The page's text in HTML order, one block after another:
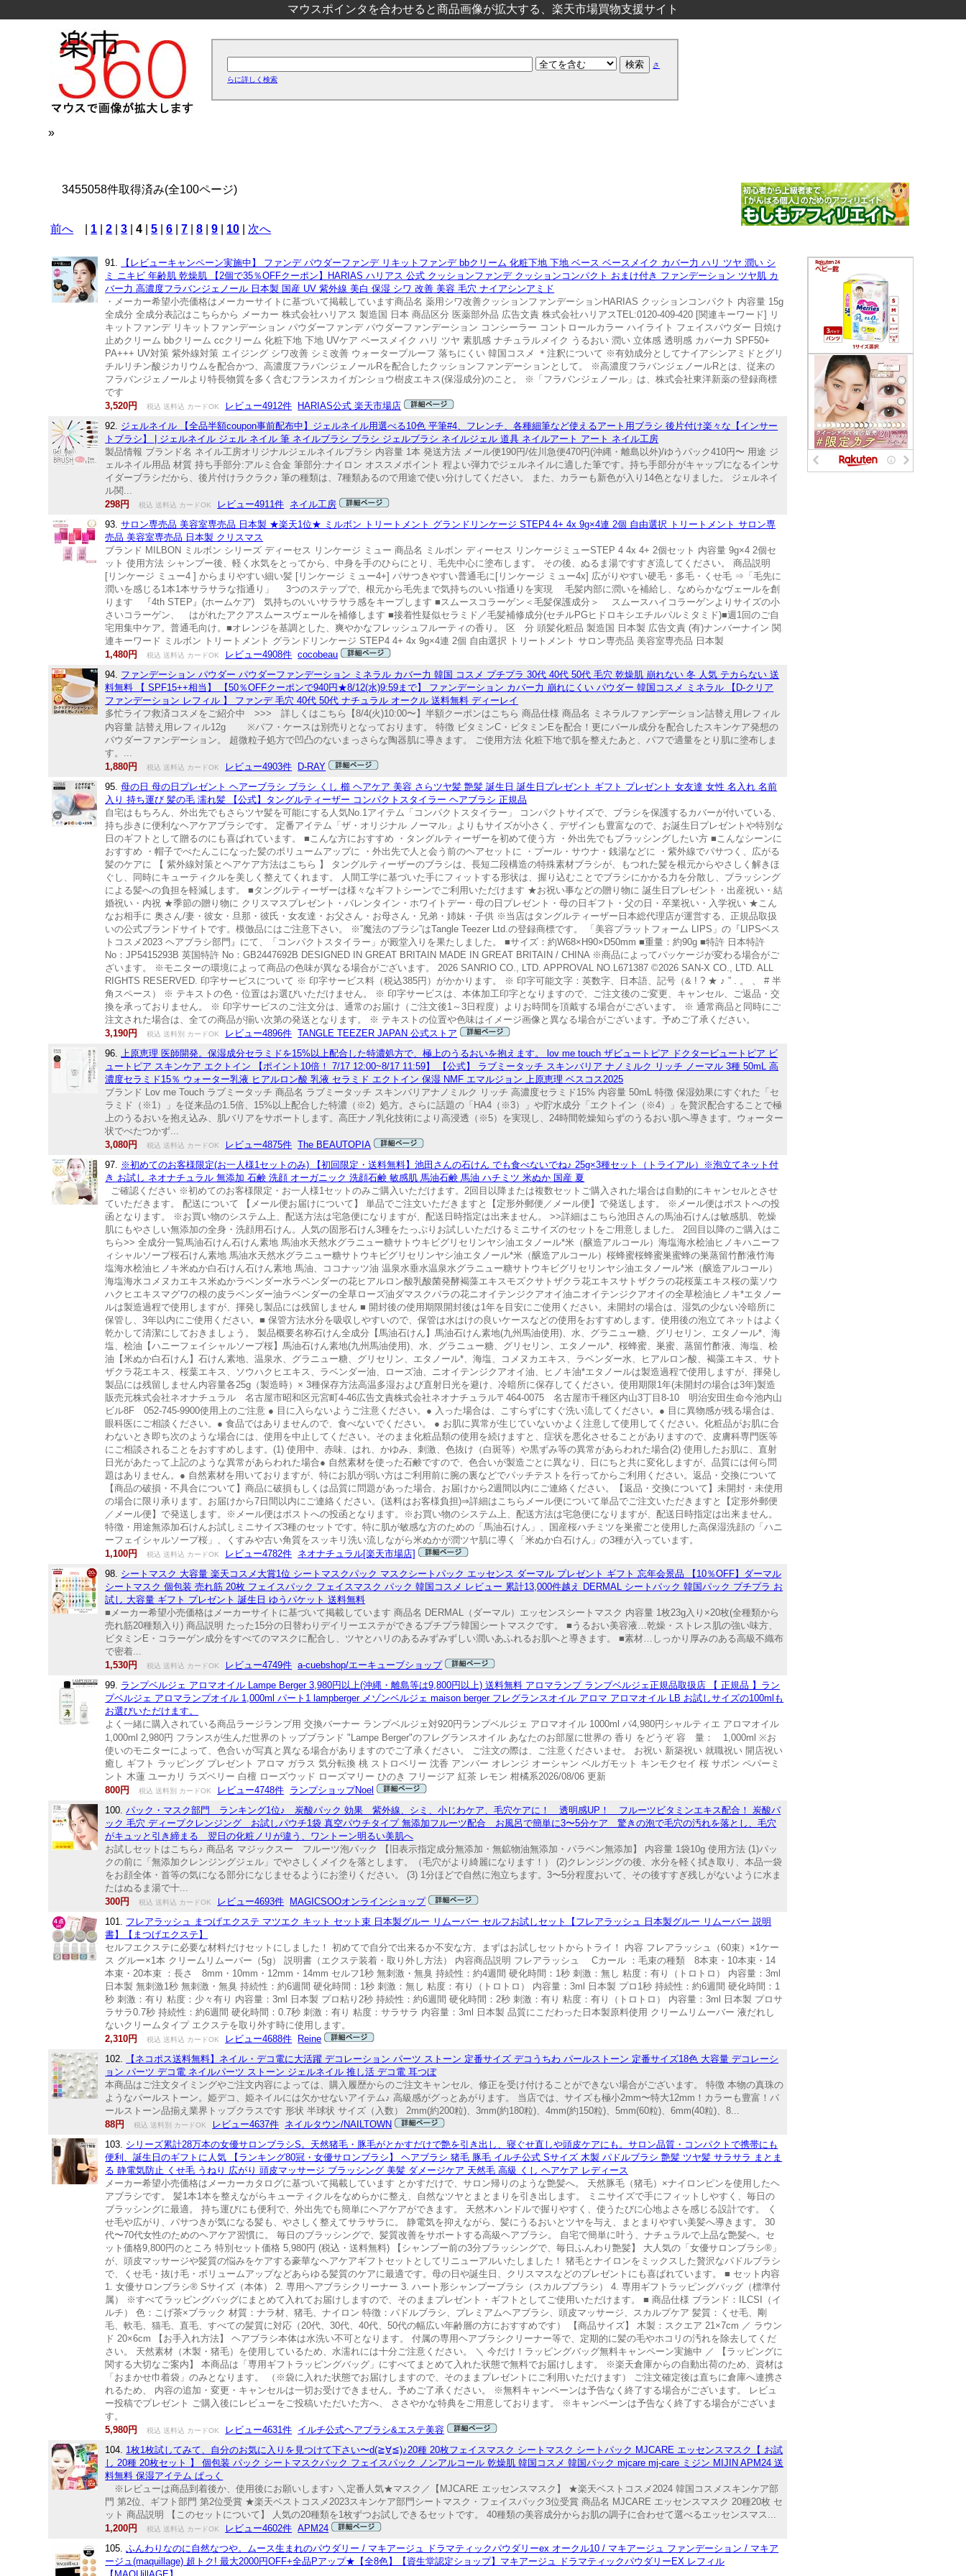
マウスポインタを合わせると商品画像が拡大する、楽天市場買物支援サイト
さ
らに詳しく検索
»
3455058件取得済み(全100ページ)
前へ 1 |2 |3 |4 |5 |6 |7 |8 |9 10 次へ
91.
【レビューキャンペーン実施中】 ファンデ パウダーファンデ リキットファンデ bbクリーム 化粧下地 下地 ベース ベースメイク カバー力 ハリ ツヤ 潤い シ
ミ ニキビ 年齢肌 乾燥肌 【2個で35％OFFクーポン】HARIAS ハリアス 公式 クッションファンデ クッションコンパクト おまけ付き ファンデーション ツヤ肌 カ
バー力 高濃度フラバンジェノール 日本製 国産 UV 紫外線 美白 保湿 シワ 改善 美容 毛穴 ナイアシンアミド
・メーカー希望小売価格はメーカーサイトに基づいて掲載しています商品名 薬用シワ改善クッションファンデーションHARIAS クッションコンパクト 内容量 15g
全成分 全成分表記はこちらから メーカー 株式会社ハリアス 製造国 日本 商品区分 医薬部外品 広告文責 株式会社ハリアスTEL:0120-409-420 [関連キーワード] リ
キットファンデ リキットファンデーション パウダーファンデ パウダーファンデーション コンシーラー コントロールカラー ハイライト フェイスパウダー 日焼け
止めクリーム bbクリーム ccクリーム 化粧下地 下地 UVケア ベースメイク ハリ ツヤ 素肌感 ナチュラルメイク うるおい 潤い 立体感 透明感 カバー力 SPF50+
PA+++ UV対策 紫外線対策 エイジング シワ改善 シミ改善 ウォータープルーフ 落ちにくい 韓国コスメ ＊注釈について ※有効成分としてナイアシンアミドとグリ
チルリチン酸ジカリウムを配合かつ、高濃度フラバンジェノールRを配合したクッションファンデーションとして。 ※高濃度フラバンジェノールRとは、従来の
フラバンジェノールより特長物質を多く含むフランスカイガンショウ樹皮エキス(保湿成分)のこと。 ※「フラバンジェノール」は、株式会社東洋新薬の登録商標
です
3,520円
税込 送料込 カードOK レビュー4912件
HARIAS公式 楽天市場店
92. ジェルネイル 【全品半額coupon事前配布中】ジェルネイル用選べる10色 平筆#4、フレンチ、各種細筆など使えるアート用ブラシ 後片付け楽々な【インサー
トブラシ】 | ジェルネイル ジェル ネイル 筆 ネイルブラシ ブラシ ジェルブラシ ネイルジェル 道具 ネイルアート アート ネイル工房
製品情報 ブランド名 ネイル工房オリジナルジェルネイルブラシ 内容量 1本 発送方法 メール便190円/佐川急便470円(沖縄・離島以外)/ゆうパック410円〜 用途 ジ
ェルネイル用品 材質 持ち手部分:アルミ合金 筆部分:ナイロン オススメポイント 程よい弾力でジェルネイルに適した筆です。持ち手部分がキャップになるインサ
イダーブラシだから、後片付けラクラク♪ 筆の種類は、7種類あるので用途で使い分けしてください。 また、カラーも新色が入り14色となりました。 ジェルネイ
ル関...
298円
税込 送料込 カードOK レビュー4911件 ネイル工房
93.サロン専売品 美容室専売品 日本製 ★楽天1位★ ミルボン トリートメント グランドリンケージ STEP4 4+ 4x 9g×4連 2個 自由選択 トリートメント サロン専
売品 美容室専売品 日本製 クリスマス
ブランド MILBON ミルボン シリーズ ディーセス リンケージ ミュー 商品名 ミルボン ディーセス リンケージミューSTEP 4 4x 4+ 2個セット 内容量 9g×4 2個セ
ット 使用方法 シャンプー後、軽く水気をとってから、中身を手のひらにとり、毛先中心に塗布します。 その後、ぬるま湯ですすぎ流してください。 商品説明
[リンケージ ミュー4 ] からまりやすい細い髪 [リンケージ ミュー4+] パサつきやすい普通毛に[リンケージ ミュー4x] 広がりやすい硬毛・多毛・くせ毛 ⇒「毛先に
潤いを感じる1本1本サラサラな指通り」 3つのステップで、根元から毛先まで気持ちのいい指通りを実現 毛髪内部に潤いを補給し、なめらかなヴェールを創
ります 『4th STEP』(ホームケア) 気持ちのいいサラサラ感をキープします ■スムースコラーゲン＜毛髪保護成分＞ スムースハイコラーゲンよりサイズの小
さいコラーゲン、 はがれたアクアスムースヴェールを補修します ■接着性疑似セラミド／毛髪補修成分(セチルPGヒドロキシエチルパルミタミド)■週1回のご自
宅用集中ケア。普通毛向け。■オレンジを基調とした、爽やかなフレッシュフルーティの香り。 区 分 頭髪化粧品 製造国 日本製 広告文責 (有)ナンバーナイン 関
連キーワード ミルボン トリートメント グランドリンケージ STEP4 4+ 4x 9g×4連 2個 自由選択 トリートメント サロン専売品 美容室専売品 日本製
1,480円
税込 送料込 カードOK レビュー4908件 cocobeau
94. ファンデーション パウダー パウダーファンデーション ミネラル カバー力 韓国 コスメ プチプラ 30代 40代 50代 毛穴 乾燥肌 崩れない 冬 人気 テカらない 送
料無料 【 SPF15++相当】 【50％OFFクーポンで940円★8/12(水)9:59まで】 ファンデーション カバー力 崩れにくい パウダー 韓国コスメ ミネラル 【D-クリア
ファンデーション レフィル 】 ファンデ 毛穴 40代 50代 ナチュラル オークル 送料無料 ディーレイ
多忙ライフ救済コスメをご紹介中 >>> 詳しくはこちら【8/4(火)10:00〜】半額クーポンはこちら 商品仕様 商品名 ミネラルファンデーション詰替え用レフィル
内容量 詰替え用レフィル12g ※パフ・ケースは別売りとなっております。 特徴 ビタミンC・ビタミンEを配合！更にパール成分を配合したスキンケア発想の
パウダーファンデーション。 超微粒子処方で凹凸のないまっさらな陶器肌に導きます。 ご使用方法 化粧下地で肌を整えたあと、パフで適量をとり肌に塗布しま
す。...
1,880円
税込 送料込 カードOK レビュー4903件
D-RAY
95.母の日 母の日プレゼント ヘアーブラシ ブラシ くし 櫛 ヘアケア 美容 さらツヤ髪 艶髪 誕生日 誕生日プレゼント ギフト プレゼント 女友達 女性 名入れ 名前
入り 持ち運び 髪の毛 濡れ髪 【公式】タングルティーザー コンパクトスタイラー ヘアブラシ 正規品
自宅はもちろん、外出先でもさらツヤ髪を可能にする人気No.1アイテム「コンパクトスタイラー」 コンパクトサイズで、ブラシを保護するカバーが付いている、
持ち歩きに便利なヘアケアブラシです。 定番アイテム「ザ・オリジナル ノーマル」よりもサイズが小さく、デザインも豊富なので、お誕生日プレゼントや特別な
日のギフトとして贈るのにも喜ばれています。 ■こんな方におすすめ ・タングルティーザーを初めて使う方 ・外出先でもブラッシングしたい方 ■こんなシーンに
おすすめ ・帽子でぺたんこになった髪のボリュームアップに ・外出先で人と会う前のヘアセットに ・プール・サウナ・銭湯などに ・紫外線でパサつく、広がる
髪のケアに 【 紫外線対策とヘアケア方法はこちら 】 タングルティーザーのブラシは、長短二段構造の特殊素材ブラシが、もつれた髪を根元からやさしく解きほ
ぐし、同時にキューティクルを美しく整えてくれます。 人間工学に基づいた手にフィットする形状は、握り込むことでブラシにかかる力を分散し、ブラッシング
による髪への負担を軽減します。 ■タングルティーザーは様々なギフトシーンでご利用いただけます ★お祝い事などの贈り物に 誕生日プレゼント・出産祝い・結
婚祝い・内祝 ★季節の贈り物に クリスマスプレゼント・バレンタイン・ホワイトデー・母の日プレゼント・母の日ギフト・父の日・卒業祝い・入学祝い ★こん
なお相手に 奥さん/妻・彼女・旦那・彼氏・女友達・お父さん・お母さん・兄弟・姉妹・子供 ※当店はタングルティーザー日本総代理店が運営する、正規品取扱
いの公式ブランドサイトです。模倣品にはご注意下さい。 ※”魔法のブラシ”はTangle Teezer Ltd.の登録商標です。 「美容プラットフォーム LIPS」の『LIPSベス
トコスメ2023 ヘアブラシ部門』にて、「コンパクトスタイラー」が殿堂入りを果たしました。 ■サイズ：約W68×H90×D50mm ■重量：約90g ■特許 日本特許
No：JP5415293B 英国特許 No：GB2447692B DESIGNED IN GREAT BRITAIN MADE IN GREAT BRITAIN / CHINA ※商品によってパッケージが変わる場合がご
ざいます。 ※モニターの環境によって商品の色味が異なる場合がございます。 2026 SANRIO CO., LTD. APPROVAL NO.L671387 ©2026 SAN-X CO., LTD. ALL
RIGHTS RESERVED. 印字サービスについて ※ 印字サービス料（税込385円）がかかります。 ※ 印字可能文字：英数字、日本語、記号（& ! ? ★ ♪ ” . 。 、 # 半
角スペース） ※ テキストの色・位置はお選びいただけません。 ※ 印字サービスは、本体加工印字となりますので、ご注文後のご変更、キャンセル、ご返品・交
換を承っておりません。 ※ 印字サービスのご注文分は、通常のお届け（ご注文後1～3日程度）よりお時間を頂戴する場合がございます。 ※ 通常商品と同時にご
注文された場合は、全ての商品が揃い次第の発送となります。 ※ テキストの位置や色味はイメージ画像と異なる場合がございます。予めご了承ください。
3,190円
税込 送料別 カードOK レビュー4896件 TANGLE TEEZER JAPAN 公式ストア
96.上原恵理 医師開発。保湿成分セラミドを15%以上配合した特濃処方で、極上のうるおいを抱えます。 lov me touch ザビュートピア ドクタービュートピア ビ
ュートピア スキンケア エクトイン 【ポイント10倍！ 7/17 12:00~8/17 11:59】 【公式】 ラブミータッチ スキンバリア ナノミルク リッチ ノーマル 3種 50mL 高
濃度セラミド15％ ウォーター乳液 ヒアルロン酸 乳液 セラミド エクトイン 保湿 NMF エマルジョン 上原恵理 ベスコス2025
ブランド Lov me Touch ラブミータッチ 商品名 ラブミータッチ スキンバリアナノミルク リッチ 高濃度セラミド15% 内容量 50mL 特徴 保湿効果にすぐれた「セ
ラミド（※1）」を従来品の1.5倍、15%以上配合した特濃（※2）処方。さらに話題の「HA4（※3）」や貯水成分「エクトイン（※4）」を贅沢配合することで極
上のうるおいを抱え込み、肌バリアをサポートします。高圧ナノ乳化技術により高浸透（※5）を実現し、24時間乾燥知らずのうるおい肌へ導きます。ウォーター
状でべたつかず...
3,080円
税込 送料込 カードOK レビュー4875件 The BEAUTOPIA
97. ※初めてのお客様限定(お一人様1セットのみ) 【初回限定・送料無料】池田さんの石けん でも食べないでね♪ 25g×3種セット（トライアル）※泡立てネット付
き お試し ネオナチュラル 無添加 石鹸 洗顔 オーガニック 洗顔石鹸 敏感肌 馬油石鹸 馬油 ハチミツ 米ぬか 国産 夏
ご確認ください ※初めてのお客様限定・お一人様1セットのみご購入いただけます。2回目以降または複数セットご購入された場合は自動的にキャンセルとさせ
ていただきます。 配送について 【メール便お届けについて】 単品でご注文いただきますと【定形外郵便／メール便】で発送します。 ※メール便はポストへの投
函となります。 ※お買い物のシステム上、配送方法は宅急便になりますが、配送日時指定は出来ません。 >>詳細はこちら池田さんの馬油石けんは敏感肌、乾燥
肌にもやさしい無添加の全身・洗顔用石けん。人気の固形石けん3種をたっぷりお試しいただけるミニサイズのセットをご用意しました。 2回目以降のご購入はこ
ちら>> 全成分一覧馬油石けん石けん素地 馬油水天然水グラニュー糖サトウキビグリセリンヤシ油エタノール*米（醸造アルコール）海塩海水桧油ヒノキハニーフ
ィシャルソープ桜石けん素地 馬油水天然水グラニュー糖サトウキビグリセリンヤシ油エタノール*米（醸造アルコール）桜蜂蜜桜蜂蜜巣蜜蜂の巣蒸留竹酢液竹海
塩海水桧油ヒノキ米ぬか白石けん石けん素地 馬油、ココナッツ油 温泉水垂水温泉水グラニュー糖サトウキビグリセリンヤシ油エタノール*米（醸造アルコール）
海塩海水コメヌカエキス米ぬかラベンダー水ラベンダーの花ヒアルロン酸乳酸菌発酵褐藻エキスモズクサトザクラ花エキスサトザクラの花桜葉エキス桜の葉ソウ
ハクヒエキスマグワの根の皮ラベンダー油ラベンダーの全草ローズ油ダマスクバラの花ニオイテンジクアオイ油ニオイテンジクアオイの全草桧油ヒノキ*エタノー
ルは製造過程で使用しますが、揮発し製品には残留しません ■ 開封後の使用期限開封後は1年を目安にご使用ください。未開封の場合は、湿気の少ない冷暗所に
保管し、3年以内にご使用ください。■ 保管方法水分を吸収しやすいので、保管は水はけの良いケースなどの使用をおすすめします。使用後の泡立てネットはよく
乾かして清潔にしておきましょう。 製品概要名称石けん全成分【馬油石けん】馬油石けん素地(九州馬油使用)、水、グラニュー糖、グリセリン、エタノール*、海
塩、桧油【ハニーフェイシャルソープ桜】馬油石けん素地(九州馬油使用)、水、グラニュー糖、グリセリン、エタノール*、桜蜂蜜、巣蜜、蒸留竹酢液、海塩、桧
油【米ぬか白石けん】石けん素地、温泉水、グラニュー糖、グリセリン、エタノール*、海塩、コメヌカエキス、ラベンダー水、ヒアルロン酸、褐藻エキス、サト
ザクラ花エキス、桜葉エキス、ソウハクヒエキス、ラベンダー油、ローズ油、ニオイテンジクアオイ油、ヒノキ油*エタノールは製造過程で使用しますが、揮発し
製品には残留しません内容量各25g（製造時）× 3種保存方法高温多湿および直射日光を避け、冷暗所に保存してください。使用期限1年(未開封の場合は3年)製造
販売元株式会社ネオナチュラル 名古屋市昭和区元宮町4-46広告文責株式会社ネオナチュラル〒464-0075 名古屋市千種区内山3丁目8-10 明治安田生命今池内山
ビル8F 052-745-9900使用上のご注意 ● 目に入らないようご注意ください。● 入った場合は、こすらずにすぐ洗い流してください。● 目に異物感が残る場合は、
眼科医にご相談ください。● 食品ではありませんので、食べないでください。 ● お肌に異常が生じていないかよく注意して使用してください。化粧品がお肌に合
わないとき即ち次のような場合には、使用を中止してください。そのまま化粧品類の使用を続けますと、症状を悪化させることがありますので、皮膚科専門医等
にご相談されることをおすすめします。(1) 使用中、赤味、はれ、かゆみ、刺激、色抜け（白斑等）や黒ずみ等の異常があらわれた場合(2) 使用したお肌に、直射
日光があたって上記のような異常があらわれた場合● 自然素材を使った石鹸ですので、色合いが製造ごとに異なり、日にちと共に変化しますが、品質には何ら問
題はありません。● 自然素材を用いておりますが、特にお肌が弱い方はご利用前に腕の裏などでパッチテストを行ってからご利用ください。返品・交換について
【商品の破損・不具合について】商品に破損もしくは品質に問題があった場合、お届けから2週間以内にご連絡ください。【返品・交換について】未開封・未使用
の場合に限り承ります。お届けから7日間以内にご連絡ください。(送料はお客様負担)⇒詳細はこちらメール便について単品でご注文いただきますと【定形外郵便
／メール便】で発送します。※メール便はポストへの投函となります。※お買い物のシステム上、配送方法は宅急便になりますが、配送日時指定は出来ません。
特徴・用途無添加石けんお試しミニサイズ3種のセットです。特に肌が敏感な方のための「馬油石けん」、国産桜ハチミツを巣蜜ごと使用した高保湿洗顔の「ハニ
ーフェイシャルソープ桜」、くすみや古い角質をスッキリ洗い流しながら米ぬかが潤ツヤ肌に導く「米ぬか白石けん」の3種が入っています。
1,100円
税込 送料込 カードOK レビュー4782件 ネオナチュラル[楽天市場店]
98. シートマスク 大容量 楽天コスメ大賞1位 シートマスクパック マスクシートパック エッセンス ダーマル プレゼント ギフト 忘年会景品 【10％OFF】ダーマル
シートマスク 個包装 売れ筋 20枚 フェイスパック フェイスマスク パック 韓国コスメ レビュー 累計13,000件越え DERMAL シートパック 韓国パック プチプラ お
試し 大容量 ギフト プレゼント 誕生日 ゆうパケット 送料無料
■メーカー希望小売価格はメーカーサイトに基づいて掲載しています 商品名 DERMAL（ダーマル）エッセンスシートマスク 内容量 1枚23g入り×20枚(全種類から
売れ筋20種類入り) 商品説明 たった15分の日替わりデイリーエステができるプチプラ韓国シートマスクです。 ■うるおい美容液…乾燥・ストレス肌の強い味方、
ビタミンE・コラーゲン成分をすべてのマスクに配合し、ツヤとハリのあるみずみずしい潤いあふれるお肌へと導きます。 ■素材…しっかり厚みのある高級不織布
で密着...
1,530円
税込 送料込 カードOK レビュー4749件 a-cuebshop/エーキューブショップ
99. ランプベルジェ アロマオイル Lampe Berger 3,980円以上(沖縄・離島等は9,800円以上) 送料無料 アロマランプ ランプベルジェ正規品取扱店 【 正規品 】ラン
プベルジェ アロマランプオイル 1,000ml パート1 lampberger メゾンベルジェ maison berger フレグランスオイル アロマ アロマオイル LB お試しサイズの100mlも
お選びいただけます。
よく一緒に購入されている商品ラージランプ用 交換バーナー ランプベルジェ対920円ランプベルジェ アロマオイル 1000ml パ4,980円シャルティエ アロマオイル
1,000ml 2,980円 フランスが生んだ世界のトップブランド "Lampe Berger"のフレグランスオイル あなたのお部屋に世界の 香り をどうぞ 容 量： 1,000ml ※お
使いのモニターによって、色合いが写真と異なる場合がありますのでご了承ください。 ご注文の際は、ご注意くださいませ。 お祝い 新築祝い 就職祝い 開店祝い
癒し ギフト ラッピング プレゼント アロマ ガラス 気分転換 桃 ストロベリー 沈香 アンバー オレンジ オーシャン ベルガモット キンモクセイ 桜 サボン ペパーミ
ント 木蓮 ユーカリ ラズベリー 白檀 ローズウッド ローズマリー ひのき フリージア 紅茶 レモン 柑橘系2026/08/06 更新
800円
税込 送料別 カードOK レビュー4748件 ランプショップNoel
100.パック・マスク部門 ランキング1位♪ 炭酸パック 効果 紫外線、シミ、小じわケア、毛穴ケアに！ 透明感UP！ フルーツビタミンエキス配合！ 炭酸パ
ック 毛穴 ディープクレンジング お試しパウチ1袋 真空パウチタイプ 無添加フルーツ配合 お風呂で簡単に3〜5分ケア 驚きの泡で毛穴の汚れを落とし、毛穴
がキュッと引き締まる 翌日の化粧ノリが違う、ワントーン明るい美肌へ
お試しセットはこちら♪ 商品名 マジックスー フルーツ泡パック 【旧表示指定成分無添加・無鉱物油無添加・パラベン無添加】 内容量 1袋10g 使用方法 (1)パッ
クの前に「無添加クレンジングジェル」でやさしくメイクを落とします。（毛穴がより綺麗になります！） (2)クレンジングの後、水分を軽く拭き取り、本品一袋
をお顔全体・首等の気になる部分になじませるようにお塗りください。 (3) 1分ほどで自然に泡立ちます。3〜5分程度おいて、その後すすぎ残しがないように水ま
たはぬるま湯で十...
300円
税込 送料込 カードOK レビュー4693件
MAGICSOOオンラインショップ
101. フレアラッシュ まつげエクステ マツエク キット セット束 日本製グルー リムーバー セルフお試しセット【フレアラッシュ 日本製グルー リムーバー 説明
書】【まつげエクステ】
セルフエクステに必要な材料だけセットにしました！ 初めてで自分で出来るか不安な方、まずはお試しセットからトライ！ 内容 フレアラッシュ（60束）×1ケー
ス グルー×1本 クリームリムーバー（5g） 説明書（エクステ装着・取り外し方法） 内容商品説明 フレアラッシュ Cカール ：毛束の種類 8本束・10本束・14
本束・20本束 ：長さ 8mm・10mm・12mm・14mm セルフ1秒 無刺激・無臭 持続性：約4週間 硬化時間：1秒 刺激：無し 粘度：有り（トロトロ） 内容量：3ml
日本製 無刺激1秒 無刺激・無臭 持続性：約6週間 硬化時間：1秒 刺激：無し 粘度：有り（トロトロ） 内容量：3ml 日本製 プロ1秒 持続性：約6週間 硬化時間：1
秒 刺激：有り 粘度：少々有り 内容量：3ml 日本製 プロ粘り2秒 持続性：約6週間 硬化時間：2秒 刺激：有り 粘度：有り（トロトロ） 内容量：3ml 日本製 プロサ
ラサラ0.7秒 持続性：約6週間 硬化時間：0.7秒 刺激：有り 粘度：サラサラ 内容量：3ml 日本製 品質にこだわった日本製原料使用 クリームリムーバー 液だれし
ないクリームタイプ エクステを取り外す時に使用します。
2,310円
税込 送料込 カードOK レビュー4688件
Reine
102.
【ネコポス送料無料】ネイル・デコ電に大活躍 デコレーション パーツ ストーン 定番サイズ デコうちわ パールストーン 定番サイズ18色 大容量 デコレーシ
ョン パーツ デコ電 ネイルパーツ ストーン ジェルネイル 推し活 デコ電 耳つぼ
本商品はご注文タイミングやご注文内容によっては、購入履歴からのご注文キャンセル、修正を受け付けることができない場合がございます。 特徴 本物の真珠の
ようなパールストーン。姫デコ、姫ネイルには欠かせないアイテム♪ 高級感がグっとあがります。 当店では、サイズも極小2mm〜特大12mm！カラーも豊富！パ
ールストーン品揃え業界トップクラスです 形状 半球状 サイズ（入数） 2mm(約200粒)、3mm(約180粒)、4mm(約150粒)、5mm(60粒)、6mm(40粒)、8...
88円
税込 送料別 カードOK レビュー4637件 ネイルタウン/NAILTOWN
103. シリーズ累計28万本の女優サロンブラシS。天然猪毛・豚毛がとかすだけで艶を引き出し、寝ぐせ直しや頭皮ケアにも。サロン品質・コンパクトで携帯にも
便利、誕生日のギフトに人気 【ランキング80冠・女優サロンブラシ】 ヘアブラシ 猪毛 豚毛 イルチ公式 Sサイズ 木製 パドルブラシ 艶髪 ツヤ髪 サラサラ まとま
る 静電気防止 くせ毛 うねり 広がり 頭皮マッサージ ブラッシング 美髪 ダメージケア 天然毛 高級 くし ヘアケア レディース
メーカー希望小売価格はメーカーカタログに基づいて掲載しています とかすだけで、サロン帰りのような艶髪へ。 天然豚毛（猪毛）×ナイロンピンを使用したヘ
アブラシです。 髪1本1本を整えながらキューティクルをなめらかに整え、自然なツヤとまとまりを引き出します。 ミニサイズで手にフィットしやすく、毎日の
ブラッシングに最適。 持ち運びにも便利で、外出先でも簡単にヘアケアができます。 天然木ハンドルで握りやすく、使うたびに心地よさを感じる設計です。 く
せ毛や広がり、パサつきが気になる髪も、やさしく整えてサラサラに。 静電気を抑えながら、髪にうるおいとツヤを与え、まとまりやすい美髪へ導きます。 30
代〜70代女性のためのヘアケア習慣に。 毎日のブラッシングで、髪質改善をサポートする高級ヘアブラシ。 自宅で簡単に叶う、ナチュラルで上品な艶髪へ。セ
ット価格9,800円のところ 特別セット価格 5,980円 (税込・送料無料) 【シャンプー前の3分ブラッシングで、毎日ふんわり艶髪】 大人気の「女優サロンブラシ®」
が、頭皮マッサージや髪質の悩みをケアする豪華なヘアケアギフトセットとしてリニューアルいたしました！ 猪毛とナイロンをミックスした贅沢なパドルブラシ
で、くせ毛・抜け毛・ボリュームアップなどあらゆる髪質のケアに最適です。母の日や誕生日、クリスマスなどのプレゼントにも喜ばれています。 ■ セット内容
1. 女優サロンブラシ® Sサイズ（本体） 2. 専用ヘアブラシクリーナー 3. ハート形シャンプーブラシ（スカルプブラシ） 4. 専用ギフトラッピングバッグ（標準付
属） ※すべてラッピングバッグにまとめて入れてお届けしますので、そのままプレゼント・ギフトとしてご使用いただけます。 ■ 商品仕様 ブランド：ILCSI（イ
ルチ） 色：こげ茶×ブラック 材質：ナラ材、猪毛、ナイロン 特徴：パドルブラシ、プレミアムヘアブラシ、頭皮マッサージ、スカルプケア 髪質：くせ毛、剛
毛、軟毛、猫毛、直毛、すべての髪質に対応（20代、30代、40代、50代の幅広い年齢層の方におすすめです） 【商品サイズ】 木製：スクエア 21×7cm ／ ラウン
ド 20×6cm 【お手入れ方法】 ヘアブラシ本体は水洗い不可となります。 付属の専用ヘアブラシクリーナー等で、定期的に髪の毛やホコリの汚れを除去してくだ
さい。 天然素材（木製・猪毛）を使用しているため、水濡れには十分ご注意ください。 ＼ 今だけ！ラッピングバッグ無料キャンペーン実施中 ／ 【ラッピングに
関する大切なご案内】 本商品は「専用ギフトラッピングバッグ」にすべてまとめて入れた状態で無料でお届けします。 ※楽天倉庫からの自動出荷のため、資材は
「おまかせ巾着袋」のみとなります。 （※袋に入れた状態でお届けしますので、そのままプレゼントにご利用いただけます） ご注文確定後は直ちに倉庫へ連携さ
れるため、 内容の追加・変更・キャンセルは一切お受けできません。予めご了承ください。 ※無料キャンペーンは予告なく終了する場合がございます。 レビュ
ー投稿でプレゼント ご購入後にレビューをご投稿いただいた方へ、 ささやかな特典をご用意しております。 ※キャンペーンは予告なく終了する場合がございま
す。
5,980円
税込 送料込 カードOK レビュー4631件 イルチ公式ヘアブラシ&エステ美容
104. 1枚1枚試してみて、自分のお気に入りを見つけて下さい〜d(≧∀≦)♪20種 20枚フェイスマスク シートマスク シートパック MJCARE エッセンスマスク【 お試
し 20種 20枚セット 】 個包装 パック シートマスクパック フェイスパック ノンアルコール 乾燥肌 韓国コスメ 韓国パック mjcare mj-care ミジン MIJIN APM24 送
料無料 保湿アイテム ぱっく
※レビューは商品到着後か、使用後にお願いします♪ ＼定番人気★マスク／【MJCARE エッセンスマスク】 ★楽天ベストコスメ2024 韓国コスメスキンケア部
門 第2位、ギフト部門 第2位受賞 ★楽天ベストコスメ2023スキンケア部門シートマスク・フェイスパック3位受賞 商品名 MJCARE エッセンスマスク 20種20枚 セ
ット 商品説明 【このセットについて】 人気の20種類を1枚ずつお試しできるセットです。 40種類の美容成分からお肌の調子に合わせて選べるエッセンスマス...
1,200円
税込 送料込 カードOK レビュー4602件 APM24
105.ふんわりなのに自然なつや。ムース生まれのパウダリー / マキアージュ ドラマティックパウダリーex オークル10 / マキアージュ ファンデーション / マキア
ージュ(maquillage) 超トク! 最大2000円OFF+全品Pアップ★【全8色】【資生堂認定ショップ】マキアージュ ドラマティックパウダリーEX レフィル